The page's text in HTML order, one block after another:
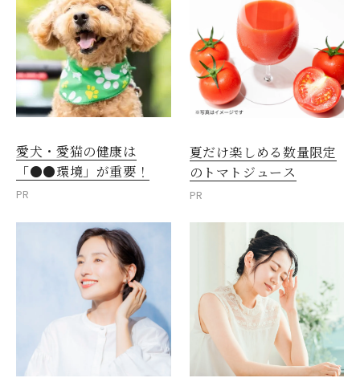
愛犬・愛猫の健康は
「●●環境」が重要！
PR
夏だけ楽しめる数量限定
のトマトジュース
PR